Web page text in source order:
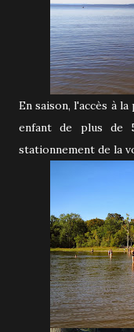
En saison, l'accès à
enfant de plus de
stationnement de la